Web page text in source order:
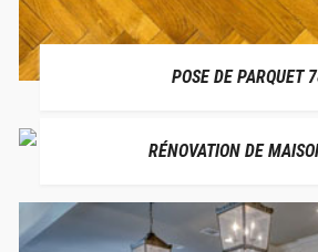
POSE DE PARQUET
RÉNOVATION DE